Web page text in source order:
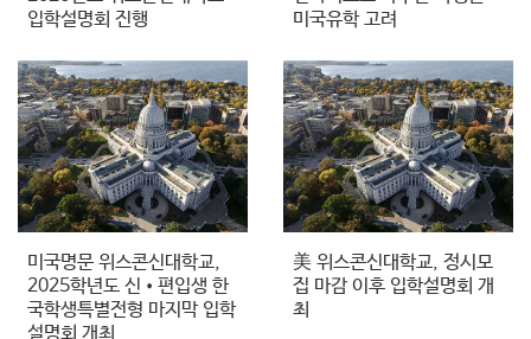
입학설명회 진행
미국유학 고려
미국명문 위스콘신대학교,
2025학년도 신•편입생 한
국학생특별전형 마지막 입학
설명회 개최
美 위스콘신대학교, 정시모
집 마감 이후 입학설명회 개
최